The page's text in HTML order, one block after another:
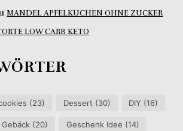
MANDEL APFELKUCHEN OHNE ZUCKER
LOW CARB KETO
(23) Dessert (30) DIY (16)
Gebäck (20) Geschenk Idee (14)